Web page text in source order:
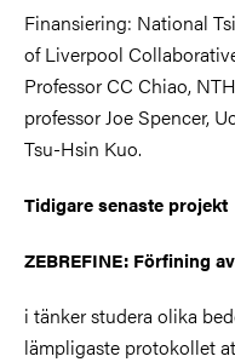
Finansiering: National
of Liverpool
Professor CC Chiao,
professor Joe Spencer,
Tsu-Hsin Kuo.
Tidigare senaste projekt
ZEBREFINE: Förfining
i tänker studera olika
lämpligaste protokollet